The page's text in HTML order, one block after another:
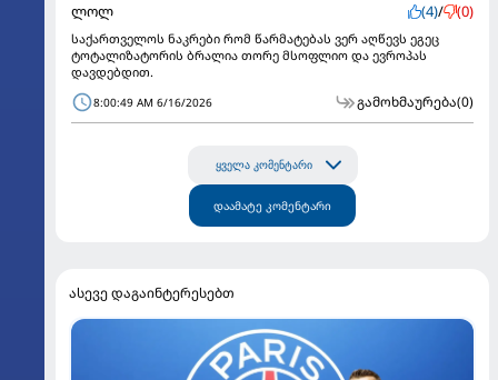
ლოლ (4)/ (0)
საქართველოს ნაკრები რომ წარმატებას ვერ აღწევს ეგეც
ტოტალიზატორის ბრალია თორე მსოფლიო და ევროპას
დავდებდით.
8:00:49 AM 6/16/2026 გამოხმაურება(0)
ყველა კომენტარი
დაამატე კომენტარი
ასევე დაგაინტერესებთ